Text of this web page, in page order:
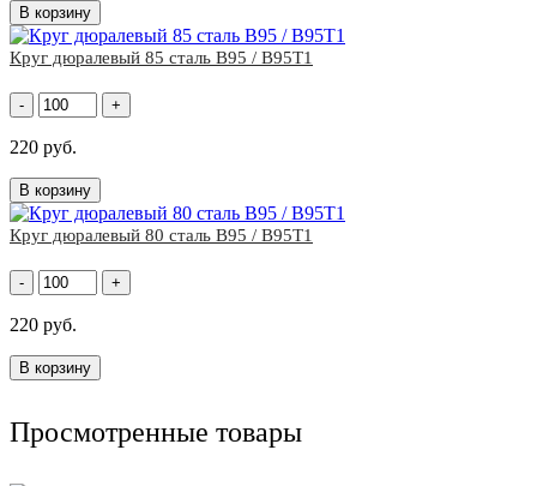
В корзину
Круг дюралевый 85 сталь В95 / В95Т1
- +
220 руб.
В корзину
Круг дюралевый 80 сталь В95 / В95Т1
- +
220 руб.
В корзину
Просмотренные товары